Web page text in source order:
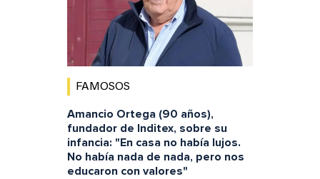
FAMOSOS
Amancio Ortega (90 años),
fundador de Inditex, sobre su
infancia: "En casa no había lujos.
No había nada de nada, pero nos
educaron con valores"